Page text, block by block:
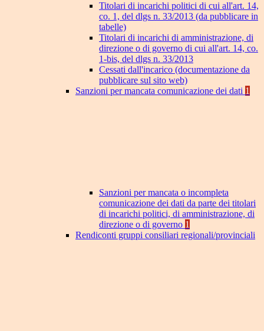
Titolari di incarichi politici di cui all'art. 14,
co. 1, del dlgs n. 33/2013 (da pubblicare in
tabelle)
Titolari di incarichi di amministrazione, di
direzione o di governo di cui all'art. 14, co.
1-bis, del dlgs n. 33/2013
Cessati dall'incarico (documentazione da
pubblicare sul sito web)
Sanzioni per mancata comunicazione dei dati 1
Sanzioni per mancata o incompleta
comunicazione dei dati da parte dei titolari
di incarichi politici, di amministrazione, di
direzione o di governo 1
Rendiconti gruppi consiliari regionali/provinciali